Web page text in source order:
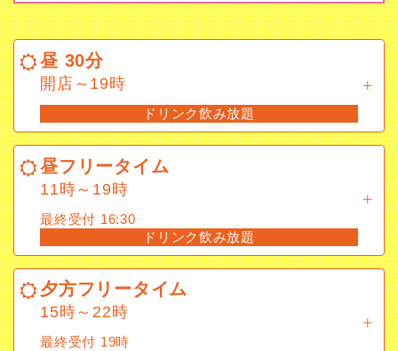
昼 30分
昼フリータイム
11時～19時
最終受付 16:30
夕方フリータイム
15時～22時
最終受付 19時
昼 30分
開店～19時
ドリンク飲み放題
昼フリータイム
11時～19時
最終受付 16:30
ドリンク飲み放題
夕方フリータイム
15時～22時
最終受付 19時